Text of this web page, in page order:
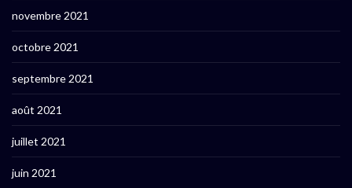
novembre 2021
octobre 2021
septembre 2021
août 2021
juillet 2021
juin 2021